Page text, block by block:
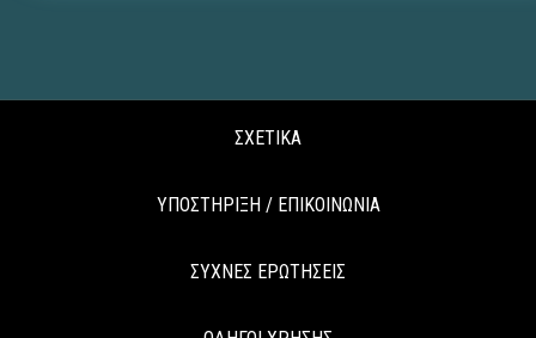
ΣΧΕΤΙΚΑ
ΥΠΟΣΤΗΡΙΞΗ / ΕΠΙΚΟΙΝΩΝΙΑ
ΣΥΧΝΕΣ ΕΡΩΤΗΣΕΙΣ